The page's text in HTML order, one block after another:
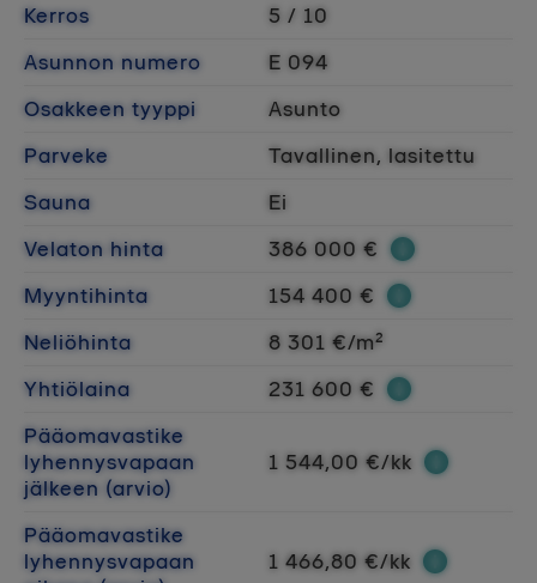
Kerros
5 / 10
Asunnon numero
E 094
Osakkeen tyyppi
Asunto
Parveke
Tavallinen, lasitettu
Sauna
Ei
Velaton hinta
386 000 €
Myyntihinta
154 400 €
Neliöhinta
8 301 €/m²
Yhtiölaina
231 600 €
Pääomavastike
lyhennysvapaan
jälkeen (arvio)
1 544,00 €/kk
Pääomavastike
lyhennysvapaan
1 466,80 €/kk